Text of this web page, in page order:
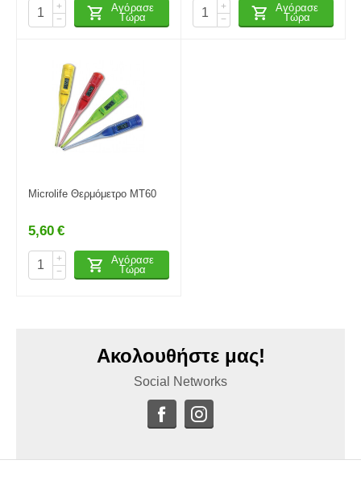
+
−
Αγόρασε
Τώρα
+
−
Αγόρασε
Τώρα
Microlife Θερμόμετρο MT60
5,60 €
+
−
Αγόρασε
Τώρα
Ακολουθήστε μας!
Social Networks